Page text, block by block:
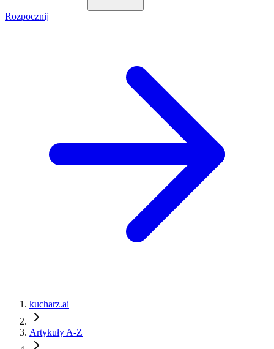
Rozpocznij
kucharz.ai
Artykuły A-Z